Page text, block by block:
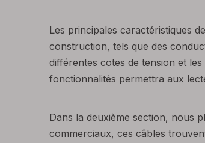
Les principales caractéristiques
construction, tels que des
différentes cotes de tension et
fonctionnalités permettra aux
Dans la deuxième section, nous
commerciaux, ces câbles